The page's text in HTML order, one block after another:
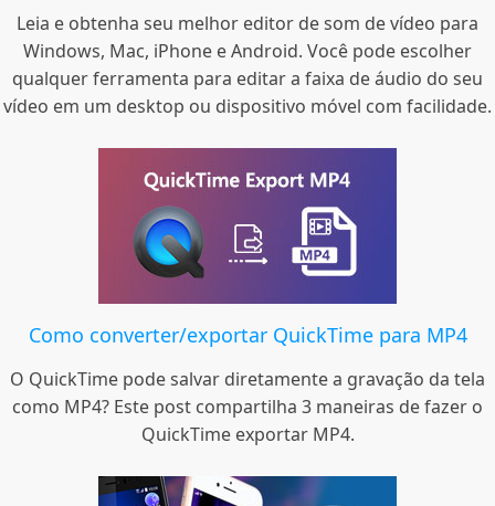
Leia e obtenha seu melhor editor de som de vídeo para
Windows, Mac, iPhone e Android. Você pode escolher
qualquer ferramenta para editar a faixa de áudio do seu
vídeo em um desktop ou dispositivo móvel com facilidade.
Como converter/exportar QuickTime para MP4
O QuickTime pode salvar diretamente a gravação da tela
como MP4? Este post compartilha 3 maneiras de fazer o
QuickTime exportar MP4.